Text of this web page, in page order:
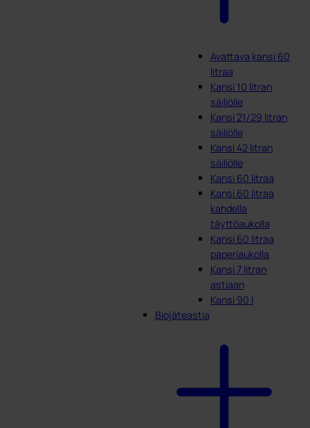
Avattava kansi 60
litraa
Kansi 10 litran
säiliölle
Kansi 21/29 litran
säiliölle
Kansi 42 litran
säiliölle
Kansi 60 litraa
Kansi 60 litraa
kahdella
täyttöaukolla
Kansi 60 litraa
paperiaukolla
Kansi 7 litran
astiaan
Kansi 90 l
Biojäteastia